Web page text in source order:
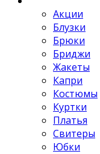
Акции
Блузки
Брюки
Бриджи
Жакеты
Капри
Костюмы
Куртки
Платья
Свитеры
Юбки